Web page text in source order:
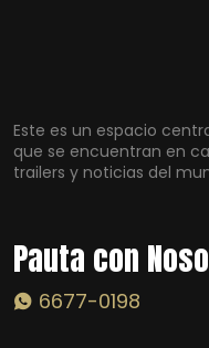
Este es un espacio
que se encuentran en
trailers y noticias del
Pauta con
6677-0198